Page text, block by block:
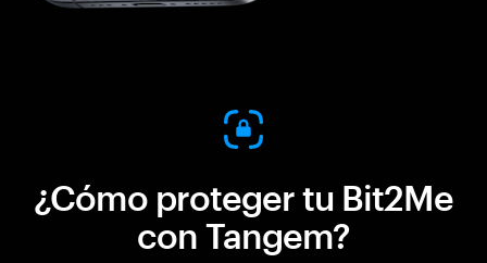
¿Cómo proteger tu Bit2Me
con Tangem?